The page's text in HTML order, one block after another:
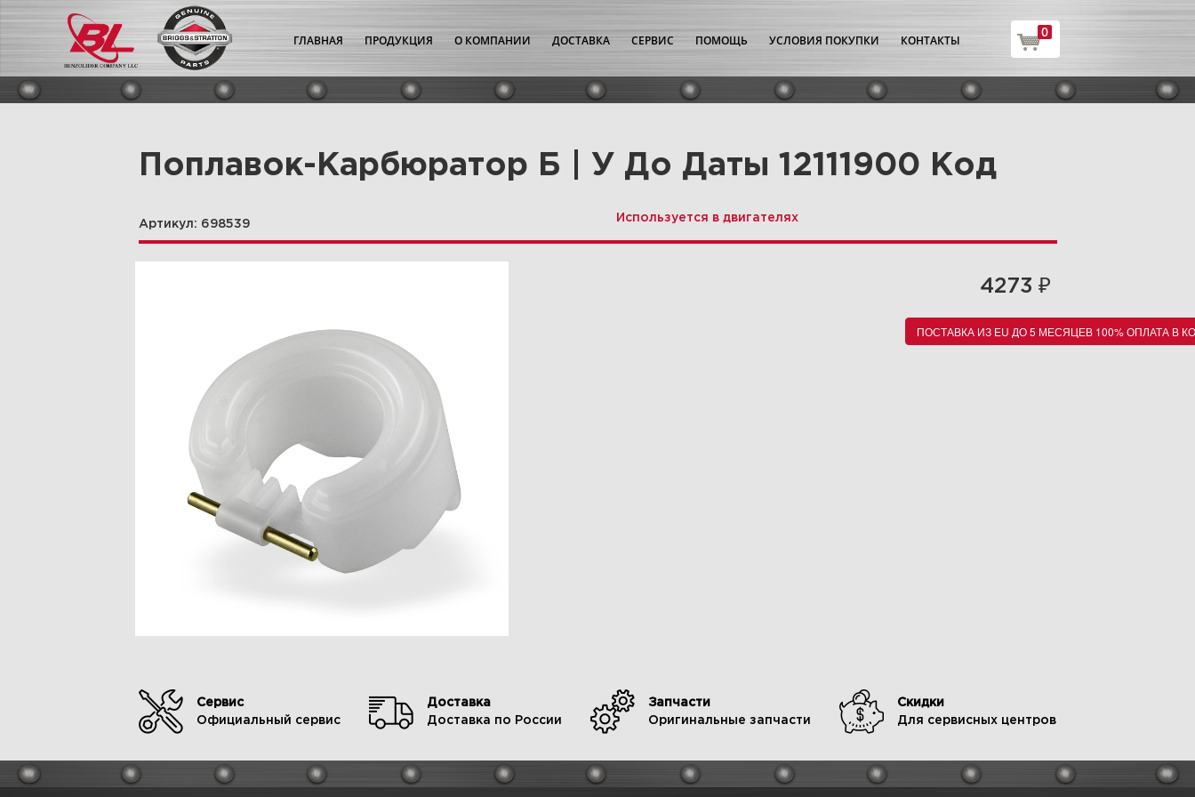
ГЛАВНАЯ ПРОДУКЦИЯ О КОМПАНИИ ДОСТАВКА СЕРВИС ПОМОЩЬ УСЛОВИЯ ПОКУПКИ КОНТАКТЫ
0
Поплавок-Карбюратор Б | У До Даты 12111900 Код
Артикул: 698539
Используется в двигателях
4273 ₽
ПОСТАВКА ИЗ EU ДО 5 МЕСЯЦЕВ 100% ОПЛАТА В
Сервис
Официальный сервис
Доставка
Доставка по России
Запчасти
Оригинальные запчасти
Скидки
Для сервисных центров